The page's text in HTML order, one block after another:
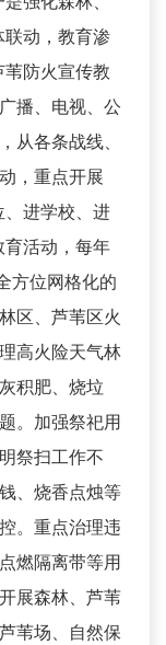
联动，教育渗
防火宣传教
播、电视、公
从各条战线、
，重点开展
、进学校、进
育活动，每年
方位网格化的
区、芦苇区火
高火险天气林
积肥、烧垃
。加强祭祀用
祭扫工作不
、烧香点烛等
。重点治理违
燃隔离带等用
展森林、芦苇
苇场、自然保